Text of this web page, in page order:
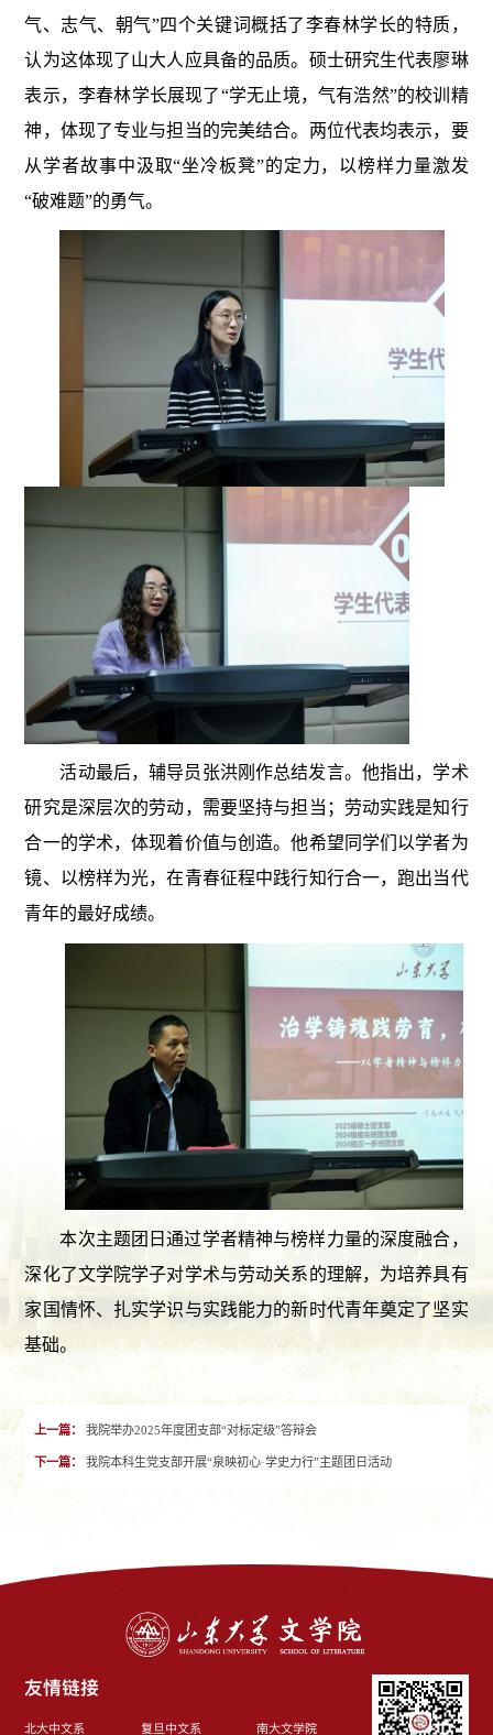
气、志气、朝气”四个关键词概括了李春林学长的特质，
认为这体现了山大人应具备的品质。硕士研究生代表廖琳
表示，李春林学长展现了“学无止境，气有浩然”的校训精
神，体现了专业与担当的完美结合。两位代表均表示，要
从学者故事中汲取“坐冷板凳”的定力，以榜样力量激发
“破难题”的勇气。
活动最后，辅导员张洪刚作总结发言。他指出，学术
研究是深层次的劳动，需要坚持与担当；劳动实践是知行
合一的学术，体现着价值与创造。他希望同学们以学者为
镜、以榜样为光，在青春征程中践行知行合一，跑出当代
青年的最好成绩。
本次主题团日通过学者精神与榜样力量的深度融合，
深化了文学院学子对学术与劳动关系的理解，为培养具有
家国情怀、扎实学识与实践能力的新时代青年奠定了坚实
基础。
上一篇： 我院举办2025年度团支部“对标定级”答辩会
下一篇： 我院本科生党支部开展“泉映初心·学史力行”主题团日活动
友情链接
北大中文系 复旦中文系 南大文学院